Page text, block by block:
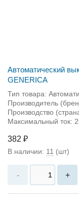
Автоматический
GENERICA
Тип товара:
Производитель
Производство
Максимальный ток:
382 ₽
В наличии: 11 (шт)
- +